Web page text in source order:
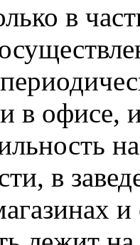
в
в офисе,
в